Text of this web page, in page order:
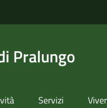
Pralungo
Servizi